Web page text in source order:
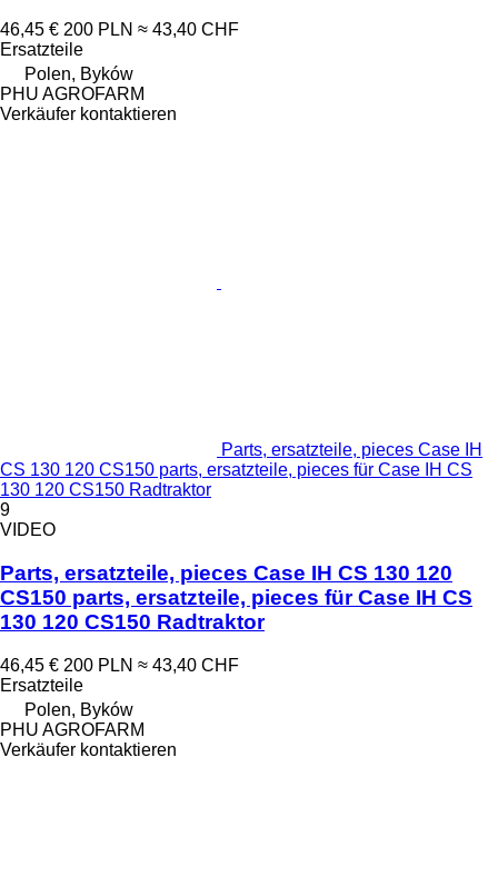
46,45 € 200 PLN ≈ 43,40 CHF
Ersatzteile
Polen, Byków
PHU AGROFARM
Verkäufer kontaktieren
Parts, ersatzteile, pieces Case IH
CS 130 120 CS150 parts, ersatzteile, pieces für Case IH CS
130 120 CS150 Radtraktor
9
VIDEO
Parts, ersatzteile, pieces Case IH CS 130 120
CS150 parts, ersatzteile, pieces für Case IH CS
130 120 CS150 Radtraktor
46,45 € 200 PLN ≈ 43,40 CHF
Ersatzteile
Polen, Byków
PHU AGROFARM
Verkäufer kontaktieren